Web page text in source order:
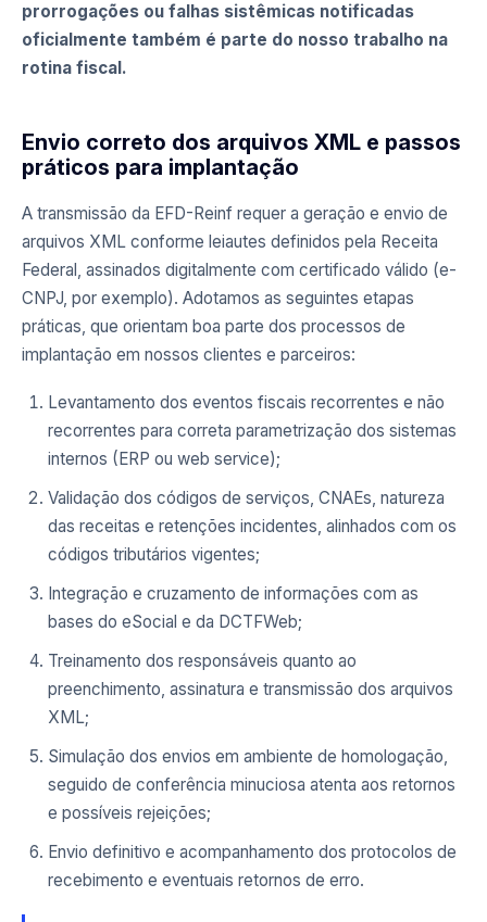
prorrogações ou falhas sistêmicas notificadas
oficialmente também é parte do nosso trabalho na
rotina fiscal.
Envio correto dos arquivos XML e passos
práticos para implantação
A transmissão da EFD-Reinf requer a geração e envio de
arquivos XML conforme leiautes definidos pela Receita
Federal, assinados digitalmente com certificado válido (e-
CNPJ, por exemplo). Adotamos as seguintes etapas
práticas, que orientam boa parte dos processos de
implantação em nossos clientes e parceiros:
Levantamento dos eventos fiscais recorrentes e não
recorrentes para correta parametrização dos sistemas
internos (ERP ou web service);
Validação dos códigos de serviços, CNAEs, natureza
das receitas e retenções incidentes, alinhados com os
códigos tributários vigentes;
Integração e cruzamento de informações com as
bases do eSocial e da DCTFWeb;
Treinamento dos responsáveis quanto ao
preenchimento, assinatura e transmissão dos arquivos
XML;
Simulação dos envios em ambiente de homologação,
seguido de conferência minuciosa atenta aos retornos
e possíveis rejeições;
Envio definitivo e acompanhamento dos protocolos de
recebimento e eventuais retornos de erro.